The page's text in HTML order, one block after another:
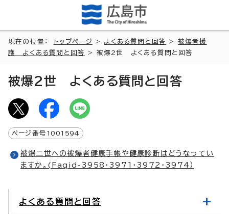
現在の位置： トップページ > よくある質問と回答 > 被爆者援
護 よくある質問と回答
> 被爆2世 よくある質問と回答
被爆2世 よくある質問と回答
ページ番号 1001594
被爆二世への被爆者健康手帳や健康診断はどうなってい
ますか。(Faqid-3958・3971・3972・3974）
よくある質問と回答